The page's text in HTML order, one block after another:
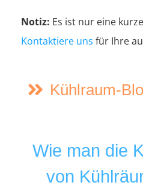
Notiz: Es ist nur eine
Kontaktiere uns für Ihre
Kühlraum-
Wie man die
von